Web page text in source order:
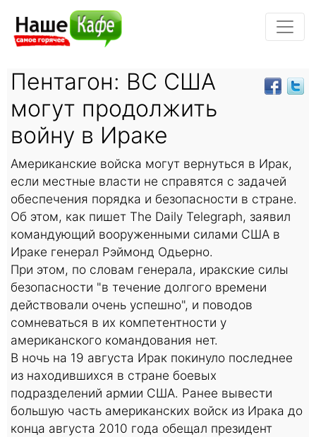
Пентагон: ВС США
могут продолжить
войну в Ираке
Американские войска могут вернуться в Ирак,
если местные власти не справятся с задачей
обеспечения порядка и безопасности в стране.
Об этом, как пишет The Daily Telegraph, заявил
командующий вооруженными силами США в
Ираке генерал Рэймонд Одьерно.
При этом, по словам генерала, иракские силы
безопасности "в течение долгого времени
действовали очень успешно", и поводов
сомневаться в их компетентности у
американского командования нет.
В ночь на 19 августа Ирак покинуло последнее
из находившихся в стране боевых
подразделений армии США. Ранее вывести
большую часть американских войск из Ирака до
конца августа 2010 года обещал президент